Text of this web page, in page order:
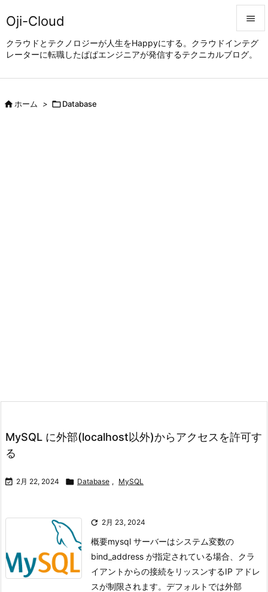
Oji-Cloud
クラウドとテクノロジーが人生をHappyにする。クラウドインテグ
レーターに転職したぱぱエンジニアが発信するテクニカルブログ。


メニュ
ホーム > Database
MySQL に外部(localhost以外)からアクセスを許可す
る
 2月 22, 2024  Database , MySQL
 2月 23, 2024
概要mysql サーバーはシステム変数の
bind_address が指定されている場合、クラ
イアントからの接続をリッスンするIP アドレ
スが制限されます。デフォルトでは外部